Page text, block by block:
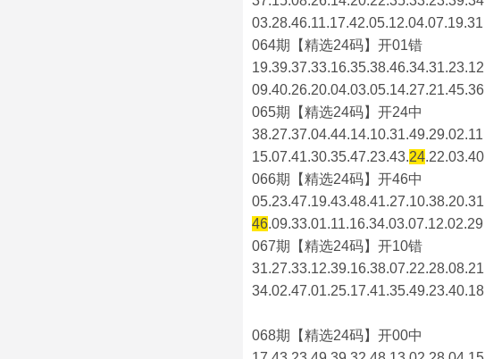
03.28.46.11.17.42.05.12.04.07.19.31
064期【精选24码】开01错
19.39.37.33.16.35.38.46.34.31.23.12
09.40.26.20.04.03.05.14.27.21.45.36
065期【精选24码】开24中
38.27.37.04.44.14.10.31.49.29.02.11
15.07.41.30.35.47.23.43.24.22.03.40
066期【精选24码】开46中
05.23.47.19.43.48.41.27.10.38.20.31
46.09.33.01.11.16.34.03.07.12.02.29
067期【精选24码】开10错
31.27.33.12.39.16.38.07.22.28.08.21
34.02.47.01.25.17.41.35.49.23.40.18
068期【精选24码】开00中